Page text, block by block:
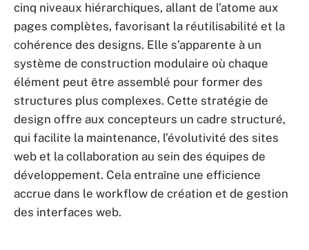
cinq niveaux hiérarchiques, allant de l’atome aux
pages complètes, favorisant la réutilisabilité et la
cohérence des designs. Elle s’apparente à un
système de construction modulaire où chaque
élément peut être assemblé pour former des
structures plus complexes. Cette stratégie de
design offre aux concepteurs un cadre structuré,
qui facilite la maintenance, l’évolutivité des sites
web et la collaboration au sein des équipes de
développement. Cela entraîne une efficience
accrue dans le workflow de création et de gestion
des interfaces web.